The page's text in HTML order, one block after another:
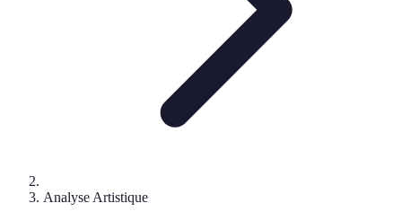
Analyse Artistique